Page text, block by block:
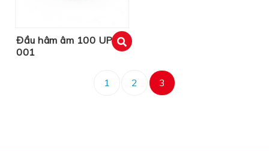
Đầu hâm âm 100 UP
001
xem
1 2 3